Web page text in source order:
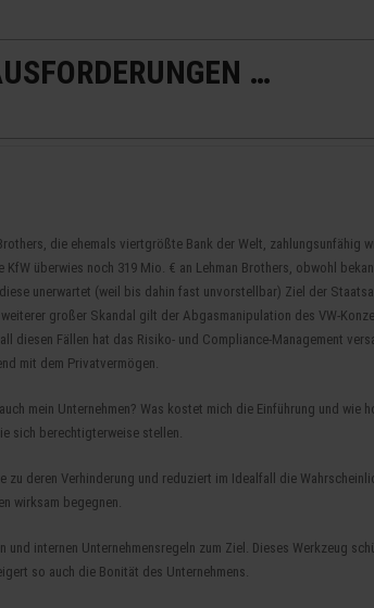
…
die ehemals viertgrößte Bank der Welt, zahlungsunfähig
überwies noch 319 Mio. € an Lehman Brothers, obwohl
unerwartet (weil bis dahin fast unvorstellbar) Ziel der
großer Skandal gilt der Abgasmanipulation des VW-
diesen Fällen hat das Risiko- und Compliance-Management
mit dem Privatvermögen.
mein Unternehmen? Was kostet mich die Einführung und wie
sich berechtigterweise stellen.
deren Verhinderung und reduziert im Idealfall die
wirksam begegnen.
internen Unternehmensregeln zum Ziel. Dieses Werkzeug
so auch die Bonität des Unternehmens.